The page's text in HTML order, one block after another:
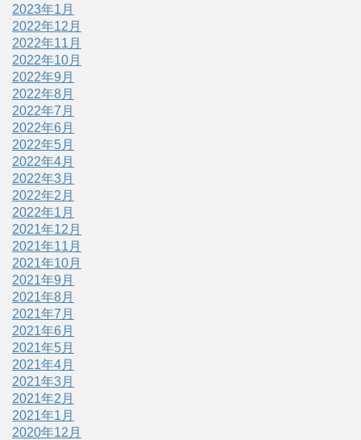
2023年1月
2022年12月
2022年11月
2022年10月
2022年9月
2022年8月
2022年7月
2022年6月
2022年5月
2022年4月
2022年3月
2022年2月
2022年1月
2021年12月
2021年11月
2021年10月
2021年9月
2021年8月
2021年7月
2021年6月
2021年5月
2021年4月
2021年3月
2021年2月
2021年1月
2020年12月